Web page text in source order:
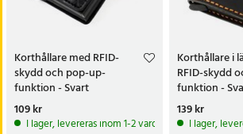
- Funktioner: RFID-skydd, stöldskydd, utökad
- Kompatibilitet: ID-kort, körkort och bankkort
- Egenskaper: Bekvämt grepp, flera kortfack,
Artikelnummer:127851
Korthållare med RFID-
skydd och pop-up-
funktion - Svart
Pris:109 kr
109 kr
I lager, levereras inom 1-2 vardagar
Korthållare i
RFID-skydd
funktion -
Pris:139 kr
139 kr
I lager,